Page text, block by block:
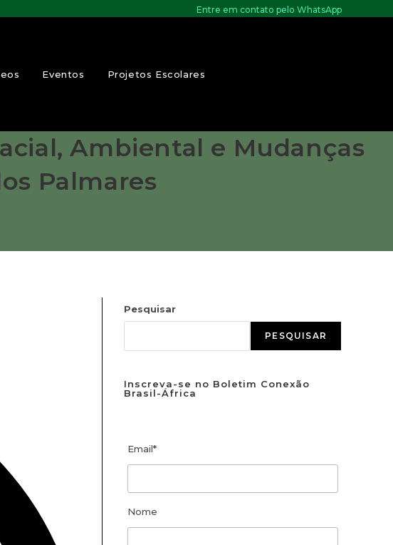
Entre em contato pelo WhatsApp
Eventos Projetos Escolares
Ambiental e Mudanças
Palmares
Pesquisar
PESQUISAR
Inscreva-se no Boletim Conexão
Brasil-África
Email*
Nome